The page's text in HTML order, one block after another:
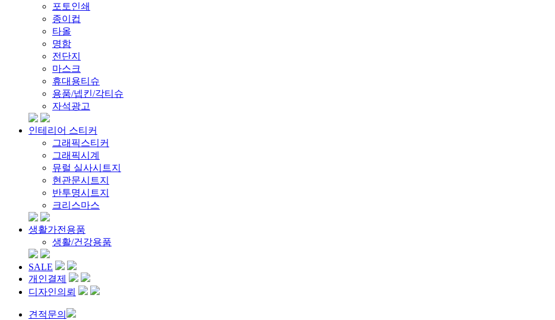
포토인쇄
종이컵
타올
명함
전단지
마스크
휴대용티슈
용품/넵킨/각티슈
자석광고
인테리어 스티커
그래픽스티커
그래픽시계
뮤럴 실사시트지
현관문시트지
반투명시트지
크리스마스
생활가전용품
생활/건강용품
SALE
개인결제
디자인의뢰
견적문의